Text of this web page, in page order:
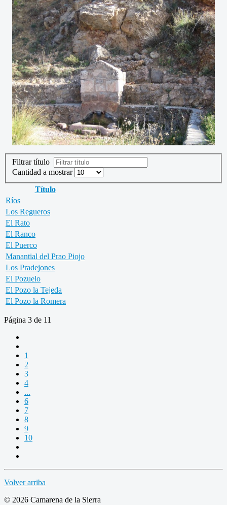
Filtrar título
Cantidad a mostrar
Título
Ríos
Los Regueros
El Rato
El Ranco
El Puerco
Manantial del Prao Piojo
Los Pradejones
El Pozuelo
El Pozo la Tejeda
El Pozo la Romera
Página 3 de 11
1
2
3
4
...
6
7
8
9
10
Volver arriba
© 2026 Camarena de la Sierra